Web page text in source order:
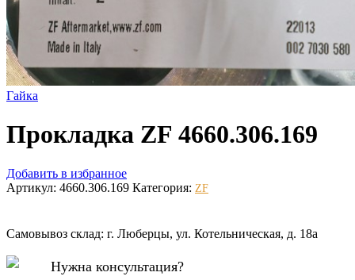
Гайка
Прокладка ZF 4660.306.169
Добавить в избранное
Артикул: 4660.306.169 Категория: ZF
Самовывоз склад: г. Люберцы, ул. Котельническая, д. 18а
Нужна консультация?